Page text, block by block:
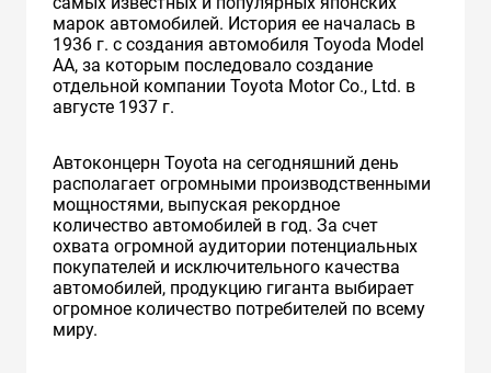
марок автомобилей. История ее началась в
1936 г. с создания автомобиля Toyoda Model
AA, за которым последовало создание
отдельной компании Toyota Motor Co., Ltd. в
августе 1937 г.
Автоконцерн Toyota на сегодняшний день
располагает огромными производственными
мощностями, выпуская рекордное
количество автомобилей в год. За счет
охвата огромной аудитории потенциальных
покупателей и исключительного качества
автомобилей, продукцию гиганта выбирает
огромное количество потребителей по всему
миру.